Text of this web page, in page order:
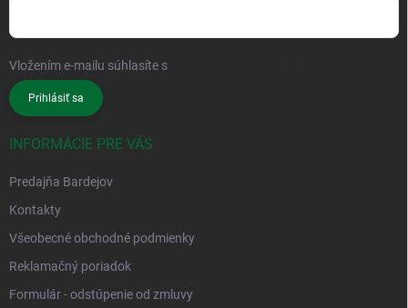
Vložením e-mailu súhlasíte s
Prihlásiť sa
INFORMÁCIE PRE VÁS
Predajňa Bardejov
Kontakty
Všeobecné obchodné podmienky
Reklamačný poriadok
Formulár - odstúpenie od zmluvy